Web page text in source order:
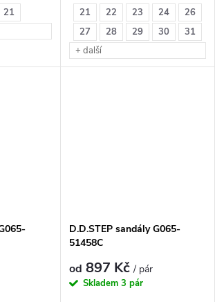
21
21 22 23 24
26
27
28 29 30
31
+ další
D.D.STEP sandály G065-
51458C
od 897 Kč/ pár
Skladem 3 pár